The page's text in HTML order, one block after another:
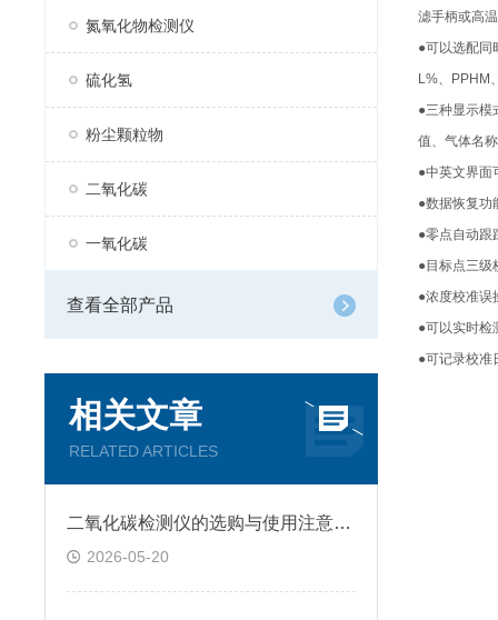
氮氧化物检测仪
硫化氢
粉尘颗粒物
二氧化碳
一氧化碳
查看全部产品
相关文章
RELATED ARTICLES
二氧化碳检测仪的选购与使用注意事项
2026-05-20
滤手柄或高
●可以选配同
L%、PPHM
●三种显示模
值、气体名
●中英文界面
●数据恢复功
●零点自动跟
●目标点三级
●浓度校准误
●可以实时检
●可记录校准